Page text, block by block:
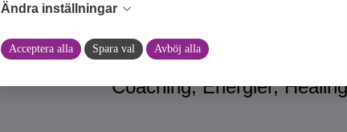
Ändra inställningar
Acceptera alla Spara val Avböj alla
Coaching, Energier,